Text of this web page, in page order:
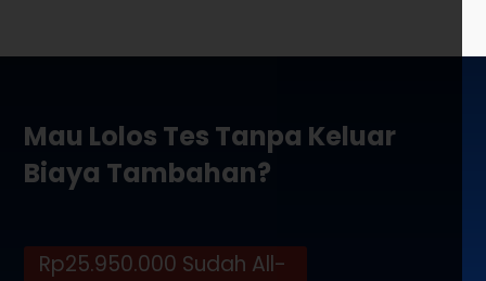
Mau Lolos Tes Tanpa Keluar
Biaya Tambahan?
Rp25.950.000 Sudah All-